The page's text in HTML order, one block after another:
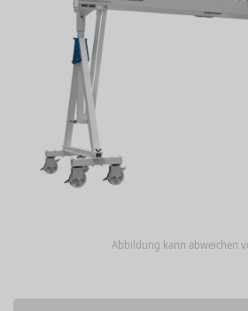
Abbildung kann abweichen